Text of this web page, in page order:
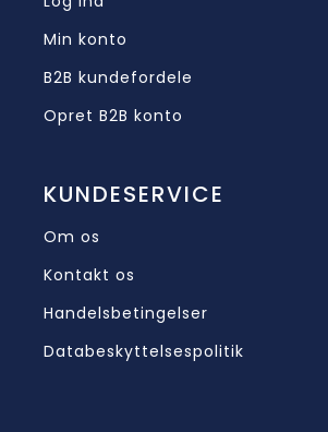
Min konto
B2B kundefordele
Opret B2B konto
KUNDESERVICE
Om os
Kontakt os
Handelsbetingelser
Databeskyttelsespolitik